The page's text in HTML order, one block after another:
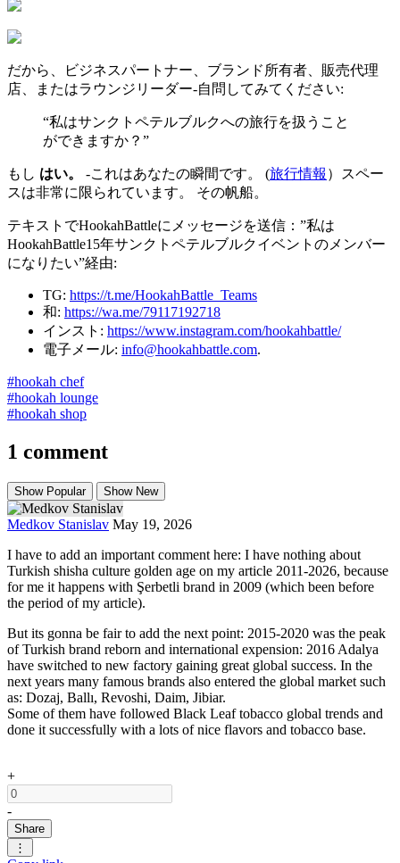
だから、ビジネスパートナー、ブランド所有者、販売代理
店、またはラウンジリーダー-自問してみてください:
“私はサンクトペテルブルクへの旅行を扱うこと
ができますか？”
もし はい。 -これはあなたの瞬間です。 (旅行情報 ）スペー
スは非常に限られています。 その帆船。
テキストでHookahBattleにメッセージを送信：”私は
HookahBattle15年サンクトペテルブルクイベントのメンバー
になりたい”経由:
TG: https://t.me/HookahBattle_Teams
和: https://wa.me/79117192718
インスト: https://www.instagram.com/hookahbattle/
電子メール: info@hookahbattle.com.
#hookah chef
#hookah lounge
#hookah shop
1 comment
Show Popular Show New
Medkov Stanislav May 19, 2026
I have to add an important comment here: I have nothing about
Turkish shisha culture golden age on my article 2011-2026, because
for me it happens with Şerbetli brand in 2009 (which been before
the period of my article).
But its gonna be fair to add the next point: 2015-2020 was the peak
of Turkish brand reborn and international expension: 2016 Adalya
have switched to new factory gaining great global success. In the
next years many famous brands also entered the global market such
as: Dozaj, Ballı, Revoshi, Daim, Jibiar.
Some of them have followed Black Leaf tobacco global trends and
done it successfully with a lots of nice flavors and tobacco base.
+
-
Share
⋮